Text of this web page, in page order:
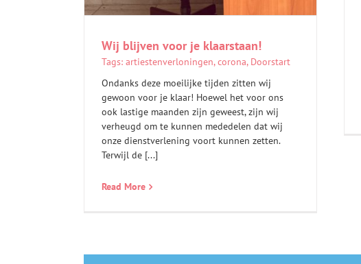
Wij blijven voor je klaarstaan!
Tags: artiestenverloningen,corona, Doorstart
Ondanks deze moeilijke tijden zitten wij
gewoon voor je klaar! Hoewel het voor ons
ook lastige maanden zijn geweest, zijn wij
verheugd om te kunnen mededelen dat wij
onze dienstverlening voort kunnen zetten.
Terwijl de [...]
Read More